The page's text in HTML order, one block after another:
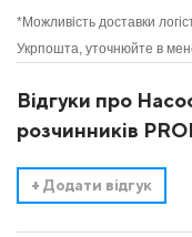
*Можливість доставки
Укрпошта, уточнюйте в
Відгуки про
розчинників
+ Додати відгук